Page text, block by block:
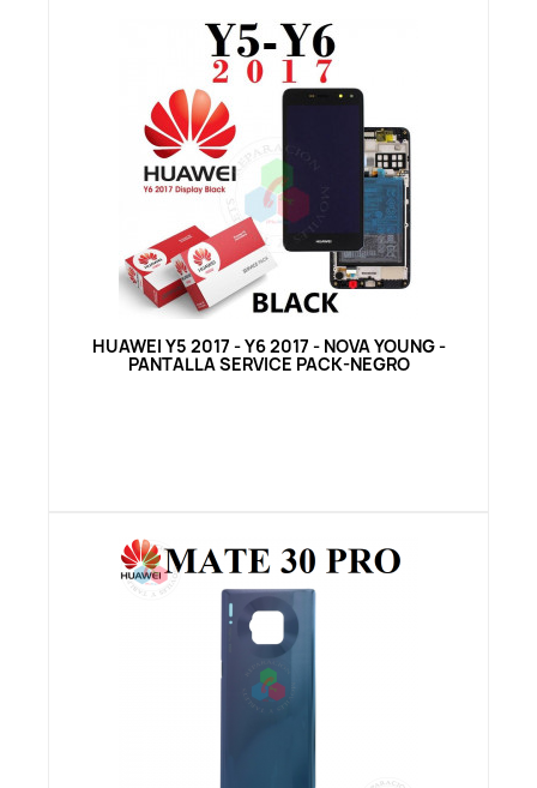
Vista rápida
HUAWEI Y5 2017 - Y6 2017 - NOVA YOUNG -
PANTALLA SERVICE PACK-NEGRO